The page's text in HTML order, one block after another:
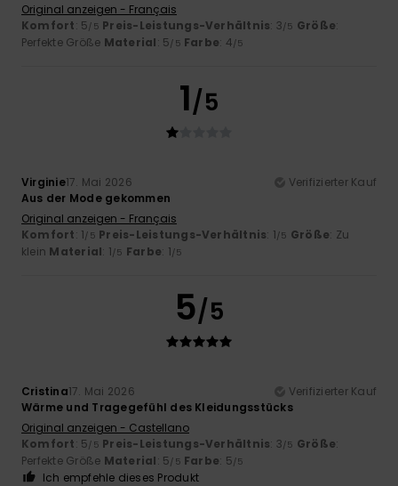
Original anzeigen - Français
Komfort: 5/5 Preis-Leistungs-Verhältnis: 3/5 Größe:
Perfekte Größe Material: 5/5 Farbe: 4/5
1/5
Virginie17. Mai 2026
Verifizierter Kauf
Aus der Mode gekommen
Original anzeigen - Français
Komfort: 1/5 Preis-Leistungs-Verhältnis: 1/5 Größe: Zu
klein Material: 1/5 Farbe: 1/5
5/5
Cristina17. Mai 2026
Verifizierter Kauf
Wärme und Tragegefühl des Kleidungsstücks
Original anzeigen - Castellano
Komfort: 5/5 Preis-Leistungs-Verhältnis: 3/5 Größe:
Perfekte Größe Material: 5/5 Farbe: 5/5
Ich empfehle dieses Produkt